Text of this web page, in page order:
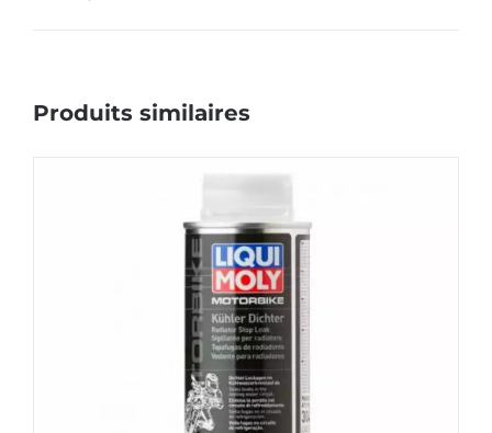
Produits similaires